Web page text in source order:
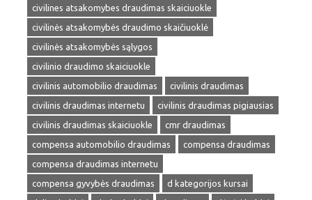
civilines atsakomybes draudimas skaiciuokle
civilinės atsakomybės draudimo skaičiuoklė
civilinės atsakomybės sąlygos
civilinio draudimo skaiciuokle
civilinis automobilio draudimas
civilinis draudimas
civilinis draudimas internetu
civilinis draudimas pigiausias
civilinis draudimas skaiciuokle
cmr draudimas
compensa automobilio draudimas
compensa draudimas
compensa draudimas internetu
compensa gyvybės draudimas
d kategorijos kursai